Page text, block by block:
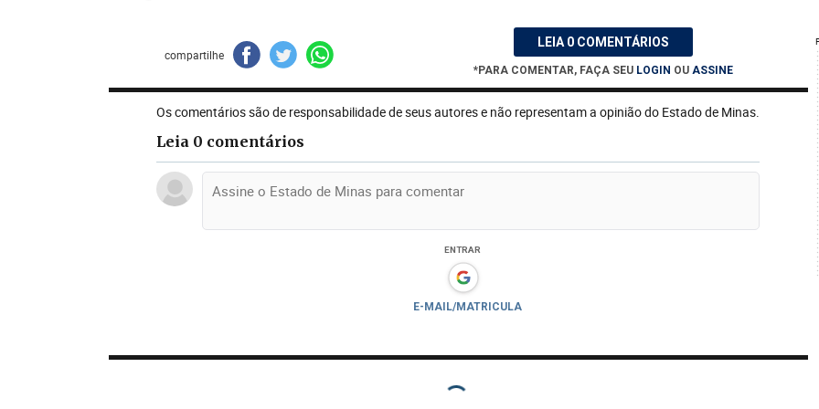
compartilhe
LEIA 0 COMENTÁRIOS
*PARA COMENTAR, FAÇA SEU LOGIN OU ASSINE
Os comentários são de responsabilidade de seus autores e não representam a opinião do Estado de Minas.
Leia 0 comentários
ENTRAR
E-MAIL/MATRICULA